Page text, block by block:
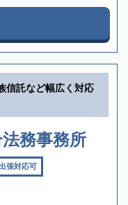
信託など幅広く対応
務事務所
張対応可